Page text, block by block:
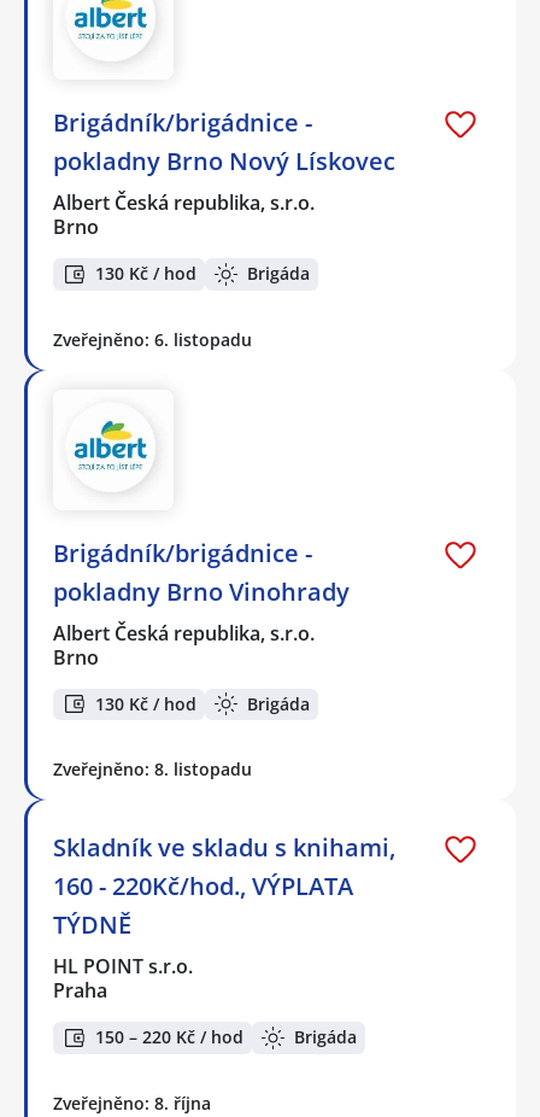
Brigádník/brigádnice -
pokladny Brno Nový Lískovec
Albert Česká republika, s.r.o.
Brno
130 Kč / hod Brigáda
Zveřejněno: 6. listopadu
Brigádník/brigádnice -
pokladny Brno Vinohrady
Albert Česká republika, s.r.o.
Brno
130 Kč / hod Brigáda
Zveřejněno: 8. listopadu
Skladník ve skladu s knihami,
160 - 220Kč/hod., VÝPLATA
TÝDNĚ
HL POINT s.r.o.
Praha
150 – 220 Kč / hod Brigáda
Zveřejněno: 8. října